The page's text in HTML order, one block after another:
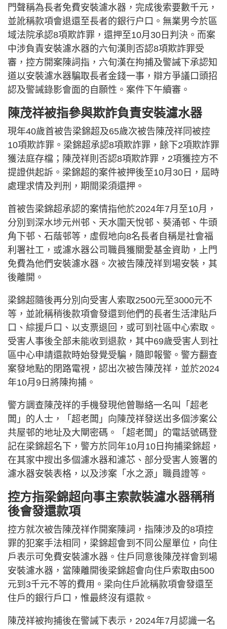
門聲稱為長者免費安裝濾水器，完成後索要數千元，
並訛稱款項會退還至長者的銀行户口。無業男今於區
域法院承認8項欺詐罪，還押至10月30日判決。而案
中涉負責安裝濾水器的六旬漢則否認8項欺詐罪受
審，控方開案陳詞指，六旬漢在拘捕及警誡下承認知
道以安裝濾水器騙取長者金錢一事，辯方爭議口頭招
認及警誡錄影會面的自願性。案件下午續審。
陳茂祥被指參與欺詐負責安裝濾水器
現年40歲首被告梁錦超及65歲次被告陳茂祥同被控
10項欺詐罪。梁錦超承認8項欺詐罪，餘下2項欺詐罪
獲法庭存檔；陳茂祥則否認8項欺詐罪，2項獲控方不
提證供起訴。梁錦超的案件被押後至10月30日，屆時
處理求情及判刑，期間梁須還押。
首被告梁錦超承認的案情指他於2024年7月至10月，
分別到深水埗元州邨、天水圍天悅邨、葵涌邨、牛頭
角下邨、石蔭邨等，虛假地向8名長者自稱是社會福
利署社工，或濾水器公司職員獲關愛基金資助，上門
免費為他們安裝濾水器。次被告陳茂祥到場安裝，其
後離開。
梁錦超隨後再分別向受害人索取2500元至3000元不
等，並訛稱稍後款項會發還到他們的長者生活津貼戶
口、綜援戶口、以支票退回，或可到社區中心索取。
受害人事後全部未能收到退款，其中69歲受害人到社
區中心申請還款時始發覺受騙，隨即報警。警方翻查
案發地點的閉路電視，認出次被告陳茂祥，並於2024
年10月9日將陳拘捕。
警方調查陳茂祥的手機發現他曾聯絡一名叫「超老
闆」的人士，「超老闆」向陳茂祥發送出多個涉案公
共屋邨的地址及大閘密碼。「超老闆」的電話號碼登
記在梁錦超名下，警方於同年10月10日拘捕梁錦超，
在其家中搜出多個濾水器和濾芯、部分受害人簽署的
濾水器安裝表格，以及涉案「水之源」職員證等。
控方指梁錦超向事主索款裝濾水器稱稍
後會發還款項
控方就次被告陳茂祥作開案陳詞，指陳涉及的8項控
罪的犯案手法相同，梁錦超會到不同公屋單位，向住
戶表示可免費安裝濾水器。住戶同意後陳茂祥會到場
安裝濾水器，當陳離開後梁錦超會向住戶索取由500
元到3千元不等的費用。梁向住戶訛稱款項會發還至
住戶的銀行戶口，惟最終沒有還款。
陳茂祥被拘捕後在警誡下表示，2024年7月認識一名